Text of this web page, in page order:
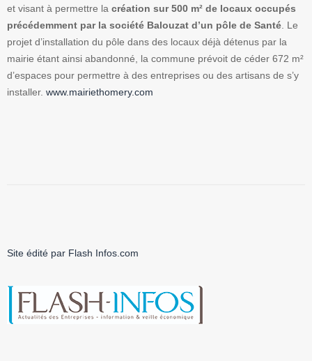
et visant à permettre la création sur 500 m² de locaux occupés
précédemment par la société Balouzat d’un pôle de Santé. Le
projet d’installation du pôle dans des locaux déjà détenus par la
mairie étant ainsi abandonné, la commune prévoit de céder 672 m²
d’espaces pour permettre à des entreprises ou des artisans de s’y
installer. www.mairiethomery.com
Site édité par Flash Infos.com